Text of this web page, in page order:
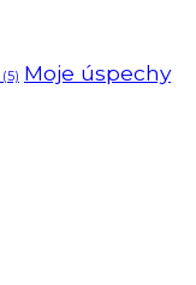
(5) Moje úspechy